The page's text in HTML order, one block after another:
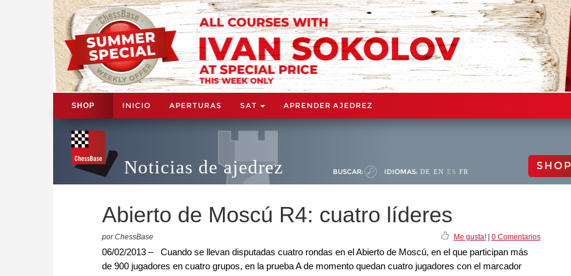
SHOP INICIO APERTURAS SAT APRENDER AJEDREZ
Noticias de ajedrez BUSCAR: IDIOMAS: DE EN ES FR SHOP
Abierto de Moscú R4: cuatro líderes
por ChessBase Me gusta!| 0 Comentarios
06/02/2013 – Cuando se llevan disputadas cuatro rondas en el Abierto de Moscú, en el que participan más
de 900 jugadores en cuatro grupos, en la prueba A de momento quedan cuatro jugadores con el marcador